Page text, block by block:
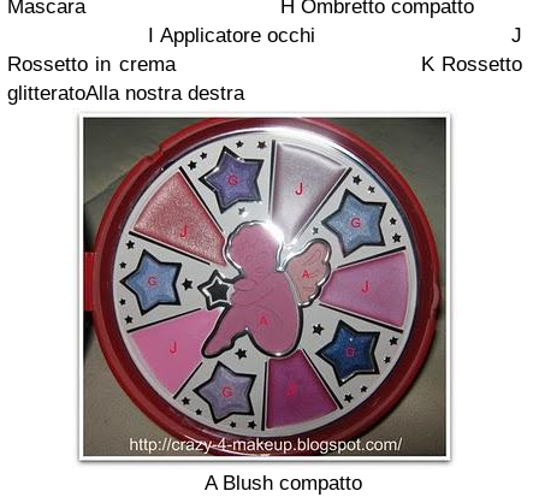
MascaraH Ombretto compatto
I Applicatore occhi J
Rossetto in cremaK Rossetto
glitteratoAlla nostra destra
A Blush compatto